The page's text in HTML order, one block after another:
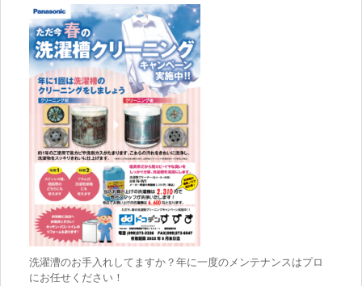
洗濯漕のお手入れしてますか？年に一度のメンテナンスはプロ
にお任せください！